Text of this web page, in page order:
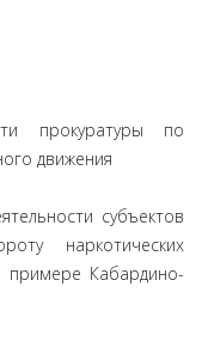
прокуратуры по
движения
субъектов
наркотических
примере Кабардино-